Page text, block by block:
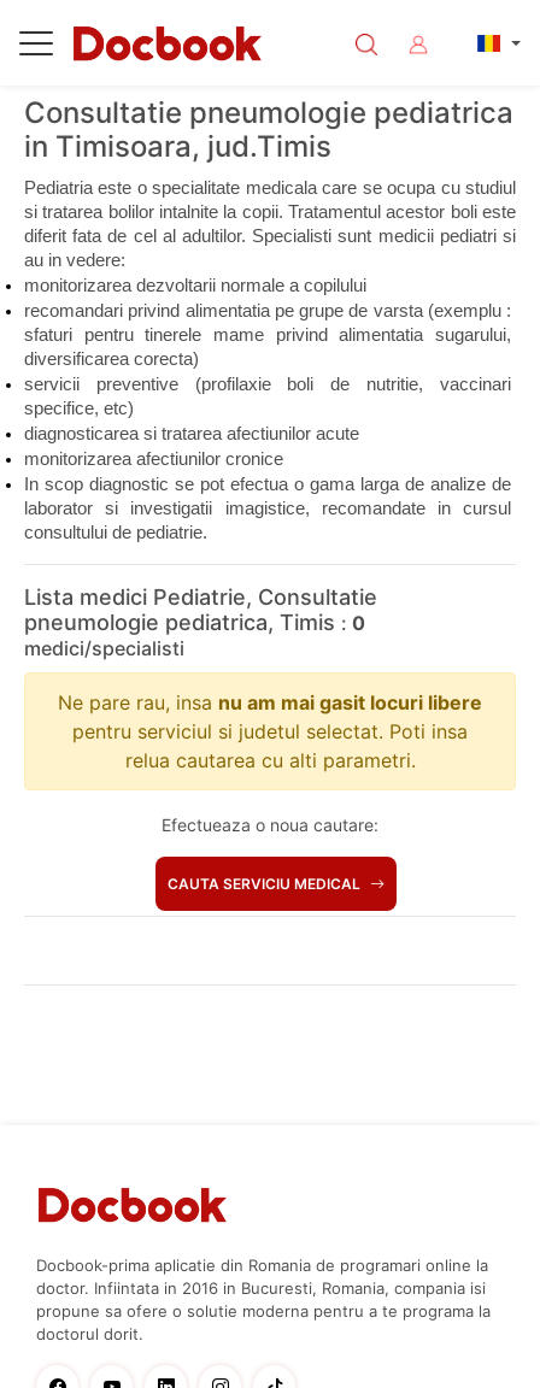
Consultatie pneumologie pediatrica
in Timisoara, jud.Timis
Pediatria este o specialitate medicala care se ocupa cu studiul
si tratarea bolilor intalnite la copii. Tratamentul acestor boli este
diferit fata de cel al adultilor. Specialisti sunt medicii pediatri si
au in vedere:
monitorizarea dezvoltarii normale a copilului
recomandari privind alimentatia pe grupe de varsta (exemplu :
sfaturi pentru tinerele mame privind alimentatia sugarului,
diversificarea corecta)
servicii preventive (profilaxie boli de nutritie, vaccinari
specifice, etc)
diagnosticarea si tratarea afectiunilor acute
monitorizarea afectiunilor cronice
In scop diagnostic se pot efectua o gama larga de analize de
laborator si investigatii imagistice, recomandate in cursul
consultului de pediatrie.
Lista medici Pediatrie, Consultatie
pneumologie pediatrica, Timis : 0
medici/specialisti
Ne pare rau, insa nu am mai gasit locuri libere
pentru serviciul si judetul selectat. Poti insa
relua cautarea cu alti parametri.
Efectueaza o noua cautare:
CAUTA SERVICIU MEDICAL
Docbook-prima aplicatie din Romania de programari online la
doctor. Infiintata in 2016 in Bucuresti, Romania, compania isi
propune sa ofere o solutie moderna pentru a te programa la
doctorul dorit.